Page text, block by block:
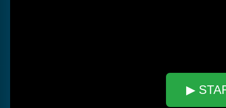
▶